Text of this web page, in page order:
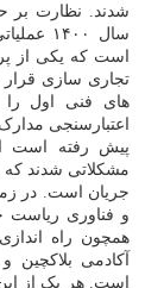
شدند. نظارت بر
سال
است که یکی از
تجاری سازی قرار
های فنی اول
اعتبارسنجی
پیش رفته است
مشکلاتی شدند که
جریان است. در
و فناوری ریاست
همچون راه
آکادمی
است. هر یک از